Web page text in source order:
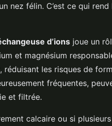
nez félin. C’est ce qui
d’ions joue un
et magnésium
les risques de
fréquentes,
et filtrée.
calcaire ou si